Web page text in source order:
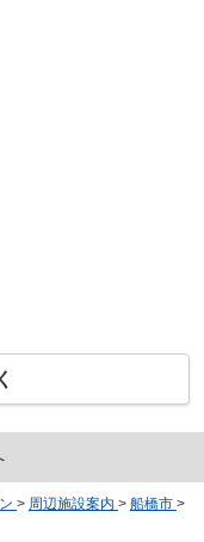
> 周辺施設案内 > 船橋市 >